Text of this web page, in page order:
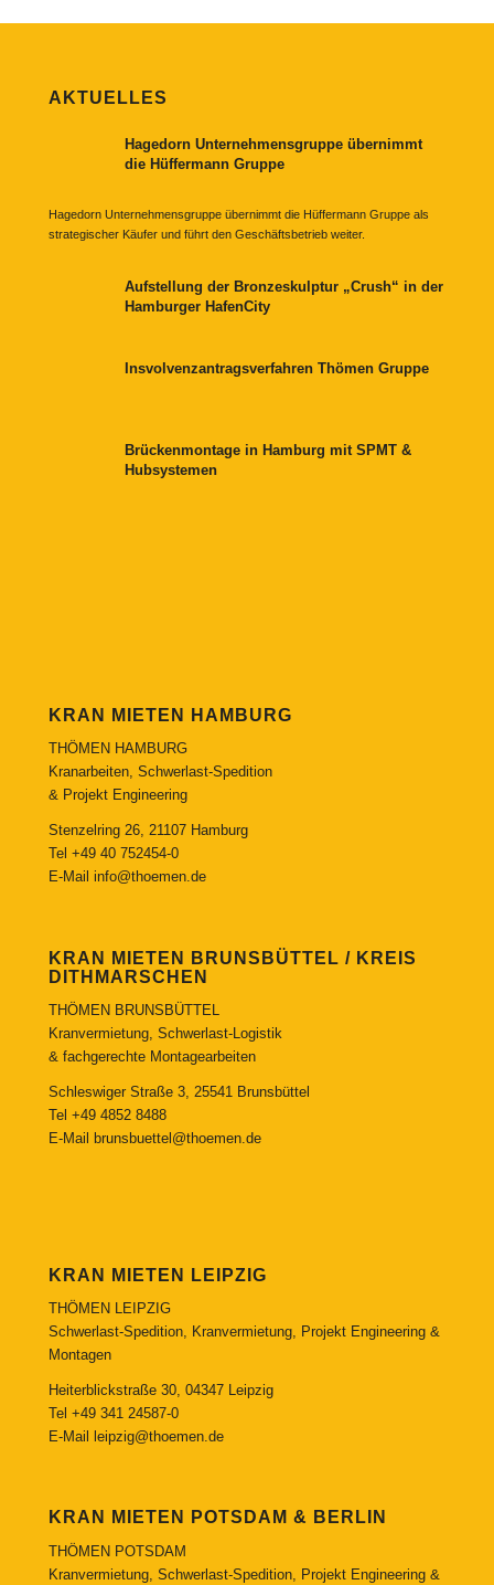
AKTUELLES
Hagedorn Unternehmensgruppe übernimmt
die Hüffermann Gruppe
Hagedorn Unternehmensgruppe übernimmt die Hüffermann Gruppe als
strategischer Käufer und führt den Geschäftsbetrieb weiter.
Aufstellung der Bronzeskulptur „Crush“ in der
Hamburger HafenCity
Insvolvenzantragsverfahren Thömen Gruppe
Brückenmontage in Hamburg mit SPMT &
Hubsystemen
KRAN MIETEN HAMBURG
THÖMEN HAMBURG
Kranarbeiten, Schwerlast-Spedition
& Projekt Engineering
Stenzelring 26, 21107 Hamburg
Tel +49 40 752454-0
E-Mail info@thoemen.de
KRAN MIETEN BRUNSBÜTTEL / KREIS
DITHMARSCHEN
THÖMEN BRUNSBÜTTEL
Kranvermietung, Schwerlast-Logistik
& fachgerechte Montagearbeiten
Schleswiger Straße 3, 25541 Brunsbüttel
Tel +49 4852 8488
E-Mail
brunsbuettel@thoemen.de
KRAN MIETEN LEIPZIG
THÖMEN LEIPZIG
Schwerlast-Spedition, Kranvermietung, Projekt Engineering &
Montagen
Heiterblickstraße 30, 04347 Leipzig
Tel +49 341 24587-0
E-Mail
leipzig@thoemen.de
KRAN MIETEN POTSDAM & BERLIN
THÖMEN POTSDAM
Kranvermietung, Schwerlast-Spedition, Projekt Engineering &